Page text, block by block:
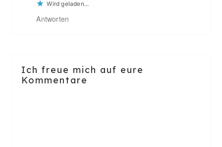
Wird geladen...
Antworten
Ich freue mich auf eure
Kommentare